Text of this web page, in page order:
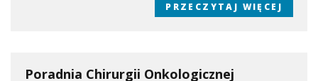
PRZECZYTAJ WIĘCEJ
Poradnia Chirurgii Onkologicznej